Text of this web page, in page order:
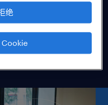
度和员工激励等趋势。
绝
Cookie